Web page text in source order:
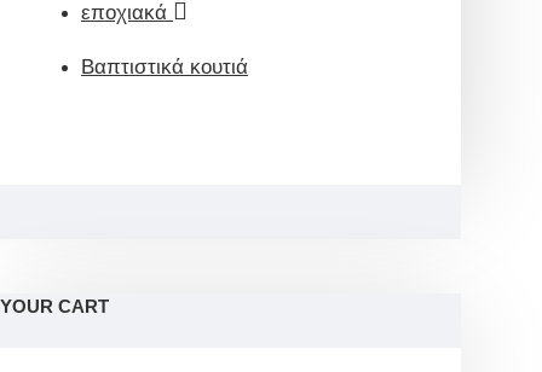
εποχιακά
Βαπτιστικά κουτιά
YOUR CART